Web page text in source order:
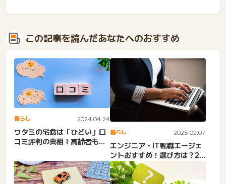
この記事を読んだあなたへのおすすめ
暮らし 2024.04.24
ワタミの宅食は「ひどい」口
コミ評判の真相！高齢者も安
暮らし 2025.02.07
エンジニア・IT転職エージェ
ントおすすめ！選び方は？20
代・30代・40代・未...